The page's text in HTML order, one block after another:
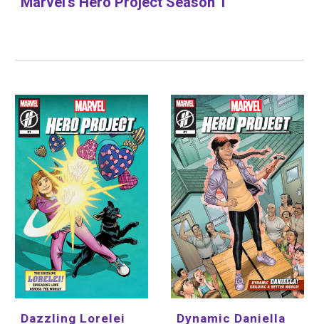
Dazzling Lorelei
Dynamic Daniella